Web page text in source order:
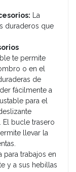
La
duraderos que
te permite
o en el
de
fácilmente a
para el
El bucle trasero
llevar la
para trabajos en
y a sus hebillas